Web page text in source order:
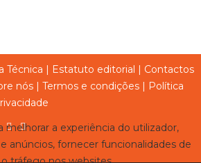
Técnica | Estatuto editorial | Contactos
nós | Termos e condições | Política
melhorar a experiência do utilizador,
anúncios, fornecer funcionalidades de